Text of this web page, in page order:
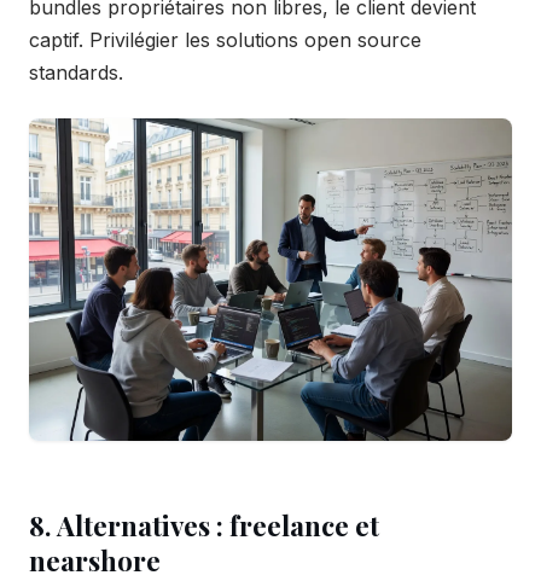
bundles propriétaires non libres, le client devient
captif. Privilégier les solutions open source
standards.
8. Alternatives : freelance et
nearshore